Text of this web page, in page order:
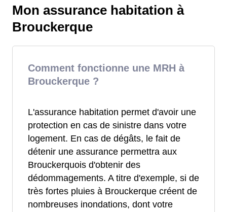
Mon assurance habitation à
Brouckerque
Comment fonctionne une MRH à
Brouckerque ?
L'assurance habitation permet d'avoir une
protection en cas de sinistre dans votre
logement. En cas de dégâts, le fait de
détenir une assurance permettra aux
Brouckerquois d'obtenir des
dédommagements. A titre d'exemple, si de
très fortes pluies à Brouckerque créent de
nombreuses inondations, dont votre